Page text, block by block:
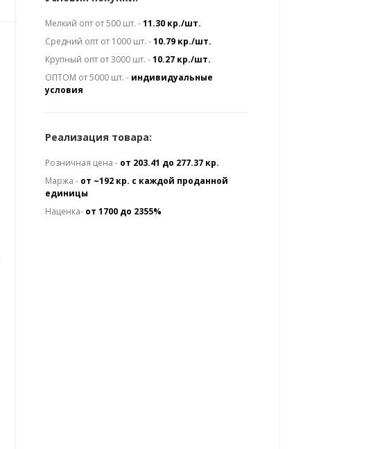
Мелкий опт от 500 шт. -11.30 кр./шт.
Средний опт от 1000 шт. -10.79 кр./шт.
Крупный опт от 3000 шт. -10.27 кр./шт.
ОПТОМ от 5000 шт. - индивидуальные
условия
Реализация товара:
Розничная цена - от 203.41 до 277.37 кр.
Маржа - от ~192 кр. с каждой проданной
единицы
Наценка- от 1700 до 2355%